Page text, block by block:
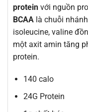
protein với nguồn
BCAA là chuỗi
isoleucine, valine
một axit amin tăng
protein.
140 calo
24G Protein